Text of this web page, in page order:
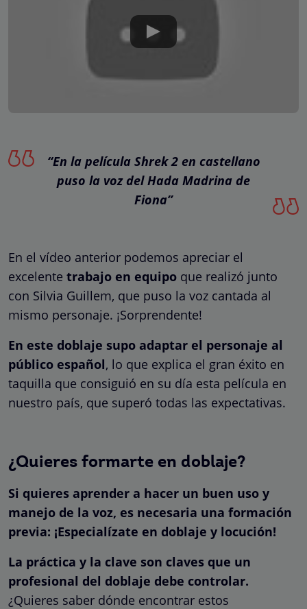
“En la película Shrek 2 en castellano
puso la voz del Hada Madrina de
Fiona”
En el vídeo anterior podemos apreciar el
excelente trabajo en equipo que realizó junto
con Silvia Guillem, que puso la voz cantada al
mismo personaje. ¡Sorprendente!
En este doblaje supo adaptar el personaje al
público español, lo que explica el gran éxito en
taquilla que consiguió en su día esta película en
nuestro país, que superó todas las expectativas.
¿Quieres formarte en doblaje?
Si quieres aprender a hacer un buen uso y
manejo de la voz, es necesaria una formación
previa: ¡Especialízate en doblaje y locución!
La práctica y la clave son claves que un
profesional del doblaje debe controlar.
¿Quieres saber dónde encontrar estos